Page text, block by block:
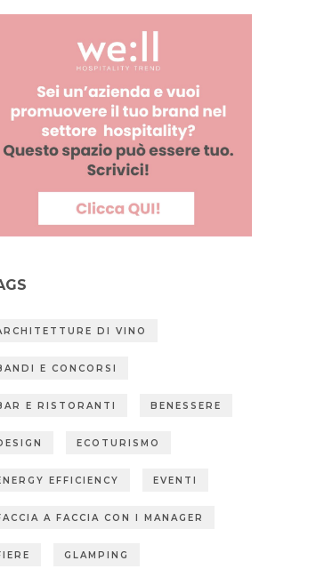
DI VINO
E CONCORSI
E RISTORANTI BENESSERE
ECOTURISMO
EFFICIENCY EVENTI
A FACCIA CON I MANAGER
GLAMPING